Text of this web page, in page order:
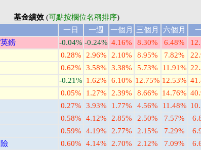
基金績效(可點按欄位名稱排序)
一日 一週 一個月 三個月 六個月
鎊
-0.04% -0.24% 4.16% 8.30% 6.48%
0.28% 2.96% 2.10% 8.95% 7.82%
0.62% 3.58% 3.38% 5.73% 11.91%
-0.21% 1.62% 6.10% 12.75% 12.53%
0.05% 1.27% 2.39% 8.66% 14.76%
0.27% 3.93% 1.77% 4.56% 11.48%
0.58% 4.12% 2.85% 2.50% 7.57%
0.59% 4.19% 2.77% 2.15% 7.29%
0.60% 4.14% 2.70% 2.12% 7.09%